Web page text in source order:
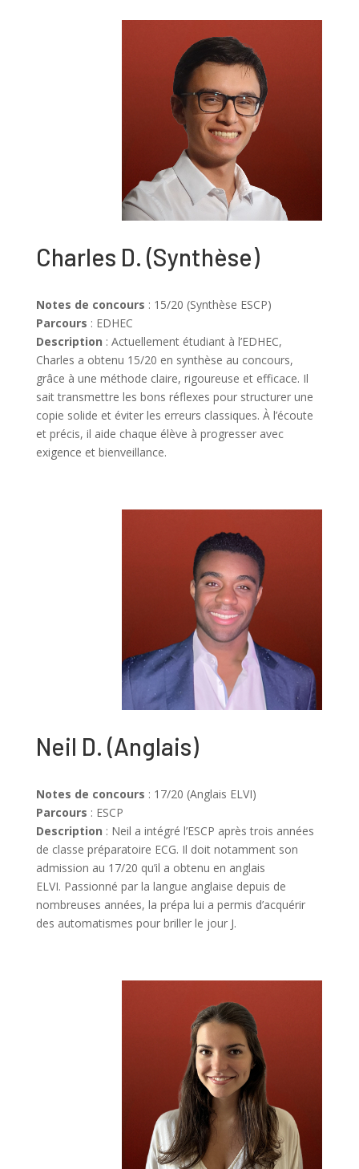
Charles D. (Synthèse)
Notes de concours : 15/20 (Synthèse ESCP)
Parcours : EDHEC
Description : Actuellement étudiant à l’EDHEC,
Charles a obtenu 15/20 en synthèse au concours,
grâce à une méthode claire, rigoureuse et efficace. Il
sait transmettre les bons réflexes pour structurer une
copie solide et éviter les erreurs classiques. À l’écoute
et précis, il aide chaque élève à progresser avec
exigence et bienveillance.
Neil D. (Anglais)
Notes de concours : 17/20 (Anglais ELVI)
Parcours : ESCP
Description : Neil a intégré l’ESCP après trois années
de classe préparatoire ECG. Il doit notamment son
admission au 17/20 qu’il a obtenu en anglais
ELVI. Passionné par la langue anglaise depuis de
nombreuses années, la prépa lui a permis d’acquérir
des automatismes pour briller le jour J.